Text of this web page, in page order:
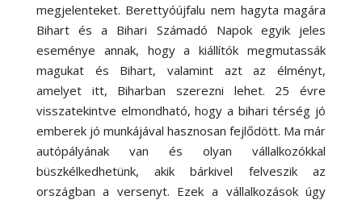
megjelenteket. Berettyóújfalu nem hagyta magára
Bihart és a Bihari Számadó Napok egyik jeles
eseménye annak, hogy a kiállítók megmutassák
magukat és Bihart, valamint azt az élményt,
amelyet itt, Biharban szerezni lehet. 25 évre
visszatekintve elmondható, hogy a bihari térség jó
emberek jó munkájával hasznosan fejlődött. Ma már
autópályának van és olyan vállalkozókkal
büszkélkedhetünk, akik bárkivel felveszik az
országban a versenyt. Ezek a vállalkozások úgy